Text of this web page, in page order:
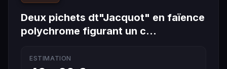
Deux pichets dt"Jacquot" en faïence
polychrome figurant un c…
ESTIMATION